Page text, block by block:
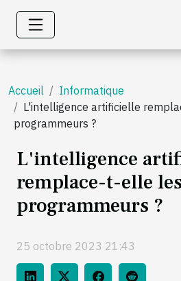
Accueil
Informatique
L'intelligence artificielle
programmeurs ?
L'intelligence
remplace-t-elle les
programmeurs ?
25 octobre 2023 21:43